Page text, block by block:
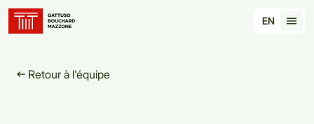
EN
Retour à l'équipe